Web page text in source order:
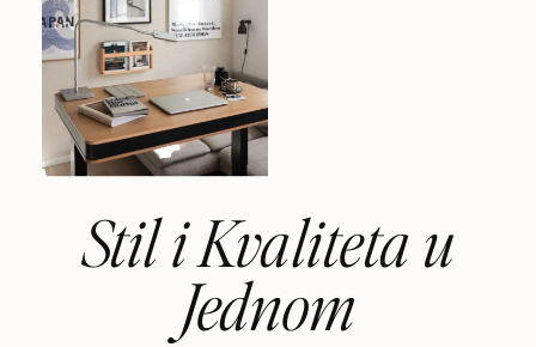
Stil i Kvaliteta u
Jednom